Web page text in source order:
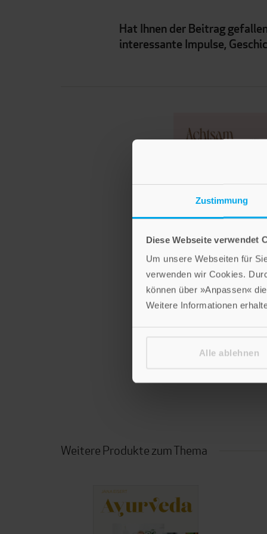
Zustimmung
Diese Webseite verwendet
Um unsere Webseiten für
verwenden wir Cookies.
können über »Anpassen«
Weitere Informationen
Alle ablehnen
Hat Ihnen der Beitrag
interessante Impulse,
Jana Eisert
Achtsam kochen für die
Hardcover
Weitere Produkte zum Thema